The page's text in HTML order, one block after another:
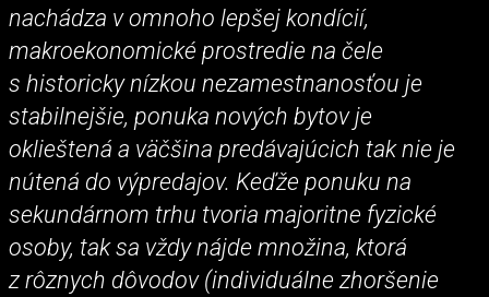
nachádza v omnoho lepšej kondícií,
makroekonomické prostredie na čele
s historicky nízkou nezamestnanosťou je
stabilnejšie, ponuka nových bytov je
oklieštená a väčšina predávajúcich tak nie je
nútená do výpredajov. Keďže ponuku na
sekundárnom trhu tvoria majoritne fyzické
osoby, tak sa vždy nájde množina, ktorá
z rôznych dôvodov (individuálne zhoršenie